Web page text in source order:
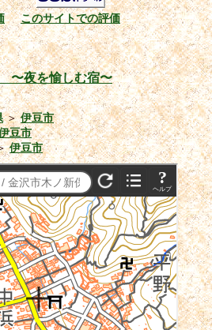
このサイトでの評価
夜を愉しむ宿〜
＞伊豆市
豆市
伊豆市